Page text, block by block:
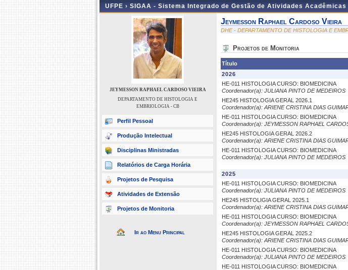
UFPE › SIGAA - Sistema Integrado de Gestão de Atividades Acadêmicas
JEYMESSON RAPHAEL CARDOSO VIEIRA
DEPARTAMENTO DE HISTOLOGIA E
EMBRIOLOGIA - CB
Perfil Pessoal
Produção Intelectual
Disciplinas Ministradas
Relatórios de Carga Horária
Projetos de Pesquisa
Atividades de Extensão
Projetos de Monitoria
Ir ao Menu Principal
Jeymesson Raphael Cardoso Vieira
DHE - DEPARTAMENTO DE HISTOLOGIA E
Projetos de Monitoria
Título
2026
HE-011 HISTOLOGIA CURSO: BIOMEDICINA
Coordenador(a): JULIANA PINTO DE MEDEIROS
HE245 HISTOLOGIA GERAL 2026.1
Coordenador(a): ARIENE CRISTINA DIAS
HE-011 HISTOLOGIA CURSO: BIOMEDICINA
Coordenador(a): JEYMESSON RAPHAEL
HE245 HISTOLOGIA GERAL 2026.2
Coordenador(a): ARIENE CRISTINA DIAS
HE-011 HISTOLOGIA CURSO: BIOMEDICINA
Coordenador(a): JULIANA PINTO DE MEDEIROS
2025
HE-011 HISTOLOGIA CURSO: BIOMEDICINA
Coordenador(a): JULIANA PINTO DE MEDEIROS
HE245 HISTOLIGIA GERAL 2025.1
Coordenador(a): ARIENE CRISTINA DIAS
HE-011 HISTOLOGIA CURSO: BIOMEDICINA
Coordenador(a): JEYMESSON RAPHAEL
HE245 HISTOLOGIA GERAL 2025.2
Coordenador(a): ARIENE CRISTINA DIAS
HE-011 HISTOLOGIA CURSO: BIOMEDICINA
Coordenador(a): JULIANA PINTO DE MEDEIROS
HE-011 HISTOLOGIA CURSO: BIOMEDICINA